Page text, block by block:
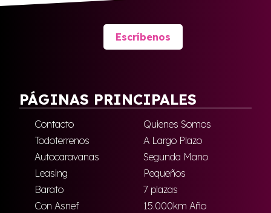
Escríbenos
PÁGINAS PRINCIPALES
Contacto
Quienes Somos
Todoterrenos
A Largo Plazo
Autocaravanas
Segunda Mano
Leasing
Pequeños
Barato
7 plazas
Con Asnef
15.000km Año